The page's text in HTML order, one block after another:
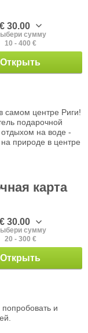
€ 30.00
сумму
10 - 400 €
Открыть
самом центре Риги!
подарочной
на воде -
природе в центре
карта
€ 30.00
сумму
20 - 300 €
Открыть
и